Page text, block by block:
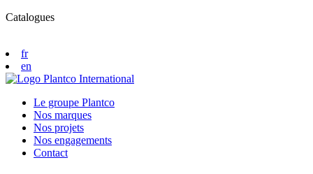
Catalogues
fr
en
Le groupe Plantco
Nos marques
Nos projets
Nos engagements
Contact